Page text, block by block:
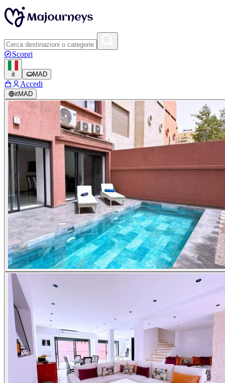
Scopri
it MAD
Accedi
itMAD